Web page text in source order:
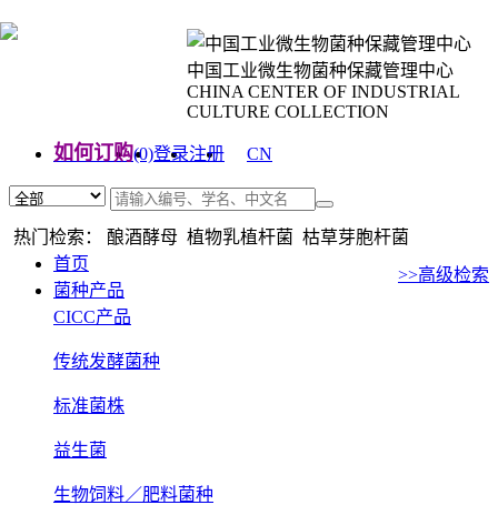
中国工业微生物菌种保藏管理中心
CHINA CENTER OF INDUSTRIAL
CULTURE COLLECTION
如何订购(0)登录注册
CN
热门检索： 酿酒酵母 植物乳植杆菌 枯草芽胞杆菌
>>高级检索
首页
菌种产品
CICC产品
传统发酵菌种
标准菌株
益生菌
生物饲料／肥料菌种